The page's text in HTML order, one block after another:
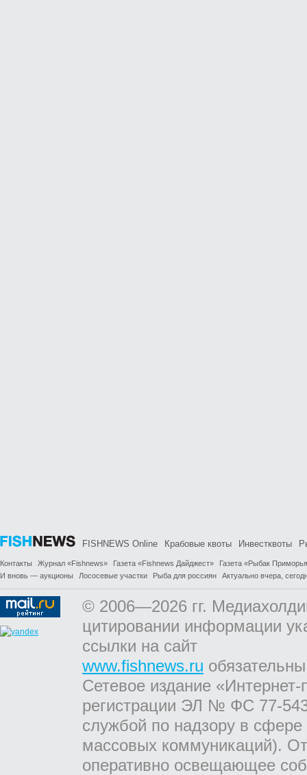
FISHNEWS Online Крабовые квоты Инвестквоты
Контакты Журнал «Fishnews» Газета «Fishnews Дайджест»
Газета «Рыбак
И вновь — аукционы
Лососевые участки Рыба для россиян Актуально вчера,
© 2006—2026 гг.
цитировании информации
ссылки на сайт
www.fishnews.ru
Сетевое издание
регистрации ЭЛ № ФС 77-
службой по надзору в
массовых коммуникаций).
оперативно освещающее